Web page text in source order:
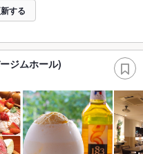
する
ジムホール)